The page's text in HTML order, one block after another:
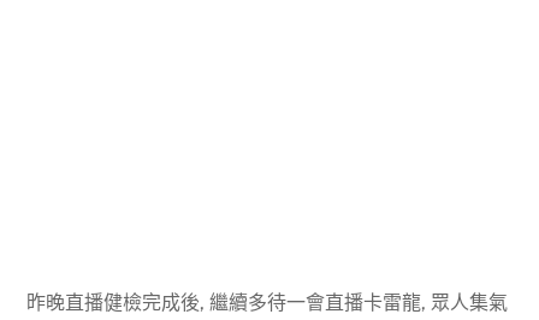
昨晚直播健檢完成後, 繼續多待一會直播卡雷龍, 眾人集氣